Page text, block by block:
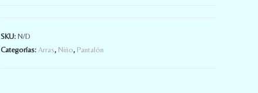
SKU:N/D
Categorías: Arras, Niño, Pantalón